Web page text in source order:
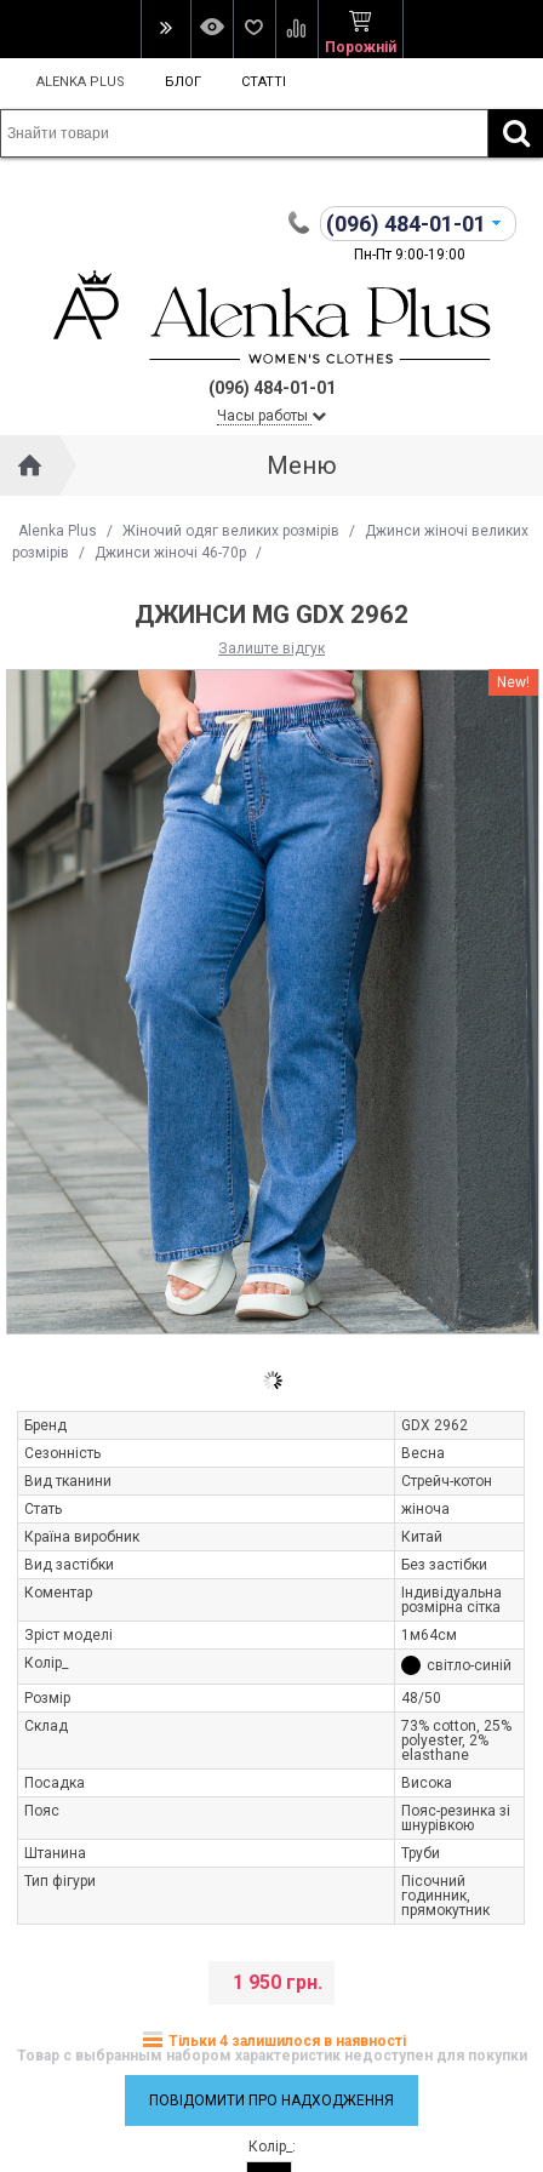
Порожній
ALENKA PLUS БЛОГ СТАТТІ
(096) 484-01-01
Пн-Пт 9:00-19:00
(096) 484-01-01
Часы работы
Меню
Alenka Plus / Жіночий одяг великих розмірів /
Джинси жіночі великих
розмірів
/ Джинси жіночі 46-70р /
ДЖИНСИ MG GDX 2962
Залиште відгук
New!
Бренд
GDX 2962
Сезонність
Весна
Вид тканини
Стрейч-котон
Стать
жіноча
Країна виробник
Китай
Вид застібки
Без застібки
Коментар
Індивідуальна
розмірна сітка
Зріст моделі
1м64см
Колір_
світло-синій
Розмір
48/50
Склад
73% cotton, 25%
polyester, 2%
elasthane
Посадка
Висока
Пояс
Пояс-резинка зі
шнурівкою
Штанина
Труби
Тип фігури
Пісочний
годинник,
прямокутник
1 950 грн.
Тільки 4 залишилося в наявності
Товар с выбранным набором характеристик недоступен для покупки
ПОВІДОМИТИ ПРО НАДХОДЖЕННЯ
Колір_: